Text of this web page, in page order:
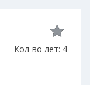
Кол-во лет: 4